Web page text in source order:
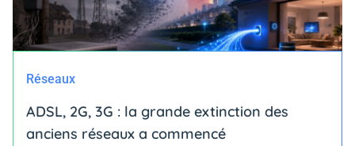
Réseaux
ADSL, 2G, 3G : la grande extinction des
anciens réseaux a commencé